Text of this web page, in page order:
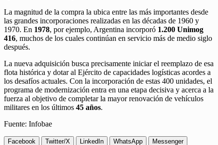
La magnitud de la compra la ubica entre las más importantes desde
las grandes incorporaciones realizadas en las décadas de 1960 y
1970. En 1978, por ejemplo, Argentina incorporó 1.200 Unimog
416, muchos de los cuales continúan en servicio más de medio siglo
después.
La nueva adquisición busca precisamente iniciar el reemplazo de esa
flota histórica y dotar al Ejército de capacidades logísticas acordes a
los desafíos actuales. Con la incorporación de estas 400 unidades, el
programa de modernización entra en una etapa decisiva y acerca a la
fuerza al objetivo de completar la mayor renovación de vehículos
militares en los últimos 45 años.
Fuente: Infobae
Facebook Twitter/X LinkedIn WhatsApp Messenger